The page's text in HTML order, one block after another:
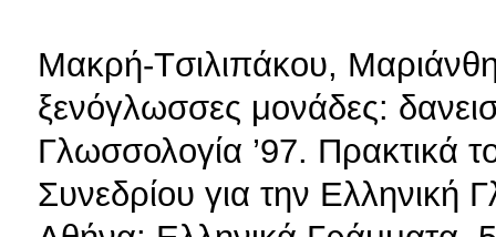
Mακρή-Tσιλιπάκου,
ξενόγλωσσες μονάδες:
Γλωσσολογία ’97. Πρακτικά
Συνεδρίου για την